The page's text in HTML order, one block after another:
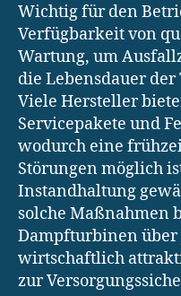
Wichtig für den
Verfügbarkeit von
Wartung, um
die Lebensdauer
Viele Hersteller
Servicepakete und
wodurch eine
Störungen möglich
Instandhaltung
solche Maßnahmen
Dampfturbinen über
wirtschaftlich
zur